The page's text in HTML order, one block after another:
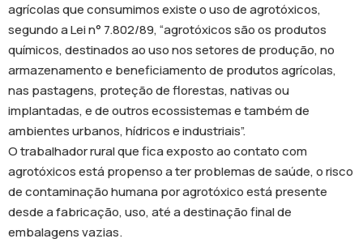
agrícolas que consumimos existe o uso de agrotóxicos,
segundo a Lei n° 7.802/89, “agrotóxicos são os produtos
químicos, destinados ao uso nos setores de produção, no
armazenamento e beneficiamento de produtos agrícolas,
nas pastagens, proteção de florestas, nativas ou
implantadas, e de outros ecossistemas e também de
ambientes urbanos, hídricos e industriais”.
O trabalhador rural que fica exposto ao contato com
agrotóxicos está propenso a ter problemas de saúde, o risco
de contaminação humana por agrotóxico está presente
desde a fabricação, uso, até a destinação final de
embalagens vazias.